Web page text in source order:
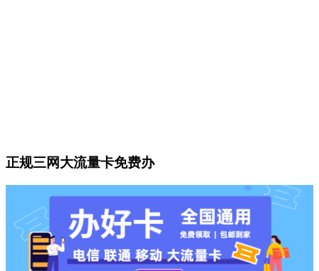
正规三网大流量卡免费办